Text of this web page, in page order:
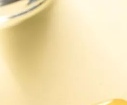
حالة نادرة الحدوث، وغالبًا ما